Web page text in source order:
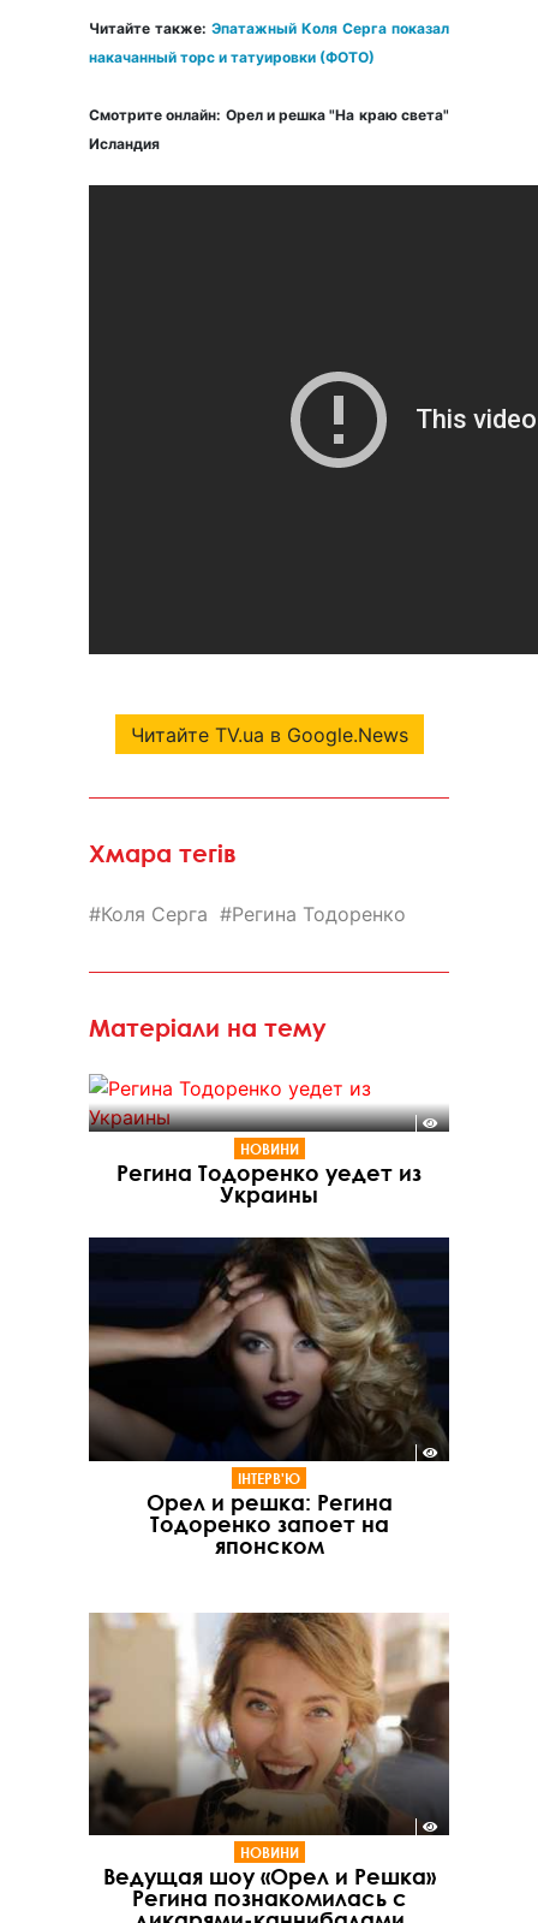
Читайте также: Эпатажный Коля Серга показал
накачанный торс и татуировки (ФОТО)
Смотрите онлайн: Орел и решка "На краю света"
Исландия
Читайте TV.ua в Google.News
Хмара тегів
Коля Серга Регина Тодоренко
Матеріали на тему
НОВИНИ
Регина Тодоренко уедет из
Украины
ІНТЕРВ'Ю
Орел и решка: Регина
Тодоренко запоет на
японском
НОВИНИ
Ведущая шоу «Орел и Решка»
Регина познакомилась с